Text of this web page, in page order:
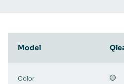
Model
Color